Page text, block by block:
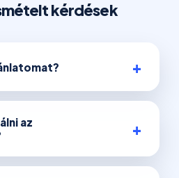
kérdések
az